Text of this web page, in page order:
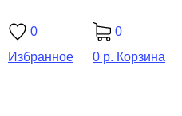
0
Избранное
0
0 р. Корзина